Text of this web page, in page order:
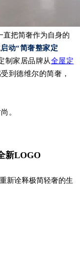
直把简奢作为自身的
启动“简奢整家定
制家居品牌从全屋定
到德维尔的简奢，
。
新LOGO
新诠释极简轻奢的生